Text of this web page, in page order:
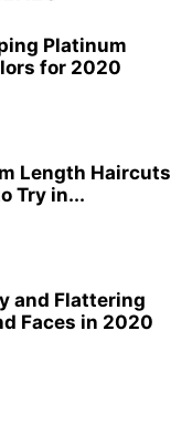
Platinum
for 2020
Length Haircuts
Try in...
and Flattering
Faces in 2020